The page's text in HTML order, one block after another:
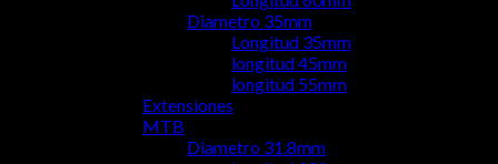
Diametro 35mm
Longitud 35mm
longitud 45mm
longitud 55mm
Extensiones
MTB
Diametro 31.8mm